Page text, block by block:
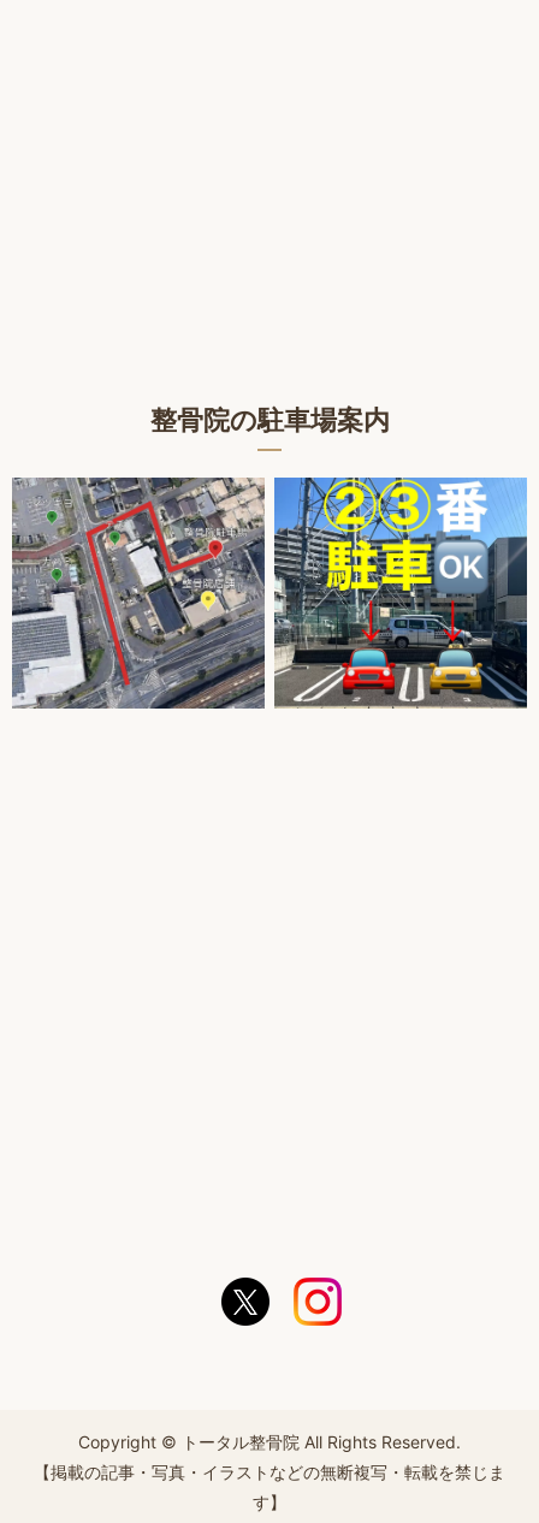
整骨院の駐車場案内
Copyright © トータル整骨院 All Rights Reserved.
【掲載の記事・写真・イラストなどの無断複写・転載を禁じま
す】